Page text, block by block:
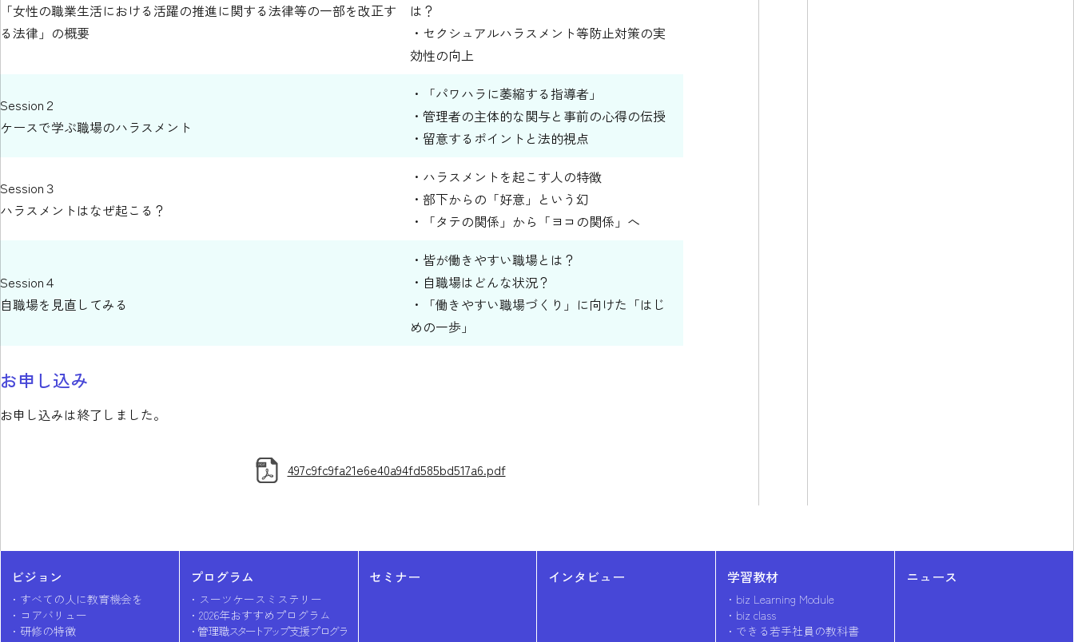
「女性の職業生活における活躍の推進に関する法律等の一部を改正す
る法律」の概要
は？
・セクシュアルハラスメント等防止対策の実
効性の向上
Session２
ケースで学ぶ職場のハラスメント
・「パワハラに萎縮する指導者」
・管理者の主体的な関与と事前の心得の伝授
・留意するポイントと法的視点
Session３
ハラスメントはなぜ起こる？
・ハラスメントを起こす人の特徴
・部下からの「好意」という幻
・「タテの関係」から「ヨコの関係」へ
Session４
自職場を見直してみる
・皆が働きやすい職場とは？
・自職場はどんな状況？
・「働きやすい職場づくり」に向けた「はじ
めの一歩」
お申し込み
お申し込みは終了しました。
497c9fc9fa21e6e40a94fd585bd517a6.pdf
ビジョン
すべての人に教育機会を
コアバリュー
研修の特徴
プログラム
スーツケースミステリー
2026年おすすめプログラム
管理職スタートアップ支援プログラ
セミナー インタビュー 学習教材
biz Learning Module
biz class
できる若手社員の教科書
ニュース